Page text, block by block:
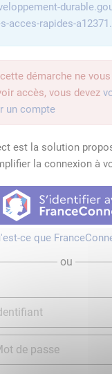
acces-rapides-
démarche ne
accès, vous devez
un compte
est la solution
la connexion à
ce que
ou